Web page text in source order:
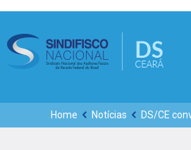
Home Notícias DS/CE